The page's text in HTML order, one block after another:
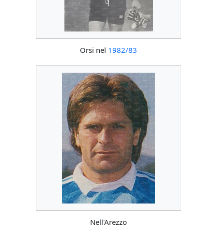
Orsi nel 1982/83
Nell'Arezzo